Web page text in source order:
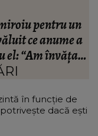
Cum să te
care îl vizitezi
în funcție de
dacă ești